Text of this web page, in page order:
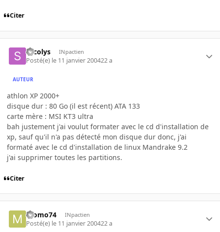
Citer
sycolys INpactien
Posté(e) le 11 janvier 200422 a
AUTEUR
athlon XP 2000+
disque dur : 80 Go (il est récent) ATA 133
carte mère : MSI KT3 ultra
bah justement j'ai voulut formater avec le cd d'installation de
xp, sauf qu'il n'a pas détecté mon disque dur donc, j'ai
formaté avec le cd d'installation de linux Mandrake 9.2
j'ai supprimer toutes les partitions.
Citer
momo74 INpactien
Posté(e) le 11 janvier 200422 a